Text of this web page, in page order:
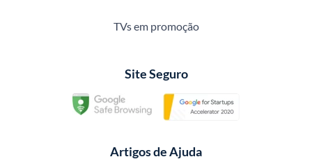
TVs em promoção
Site Seguro
Artigos de Ajuda